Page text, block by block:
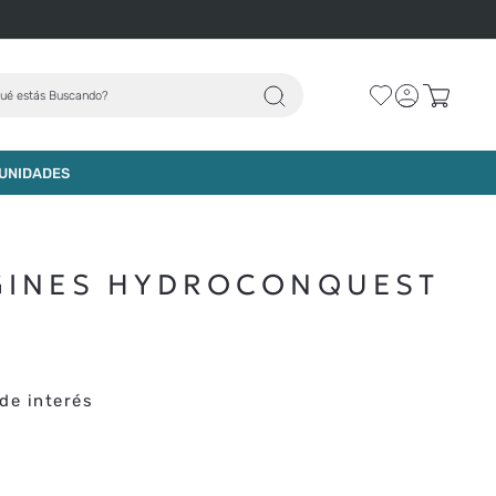
estás Buscando?
AGREGAR AL CARRO
HYDROCONQUEST
interés